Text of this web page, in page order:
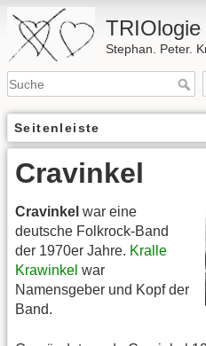
TRIOlogie
Stephan. Peter.
Seitenleiste
Cravinkel
Cravinkel war eine
deutsche Folkrock-Band
der 1970er Jahre. Kralle
Krawinkel war
Namensgeber und Kopf der
Band.